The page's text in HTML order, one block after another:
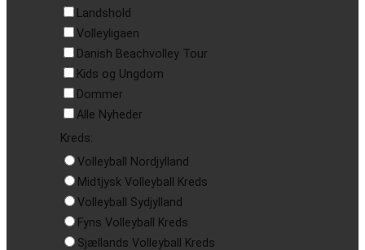
Landshold
Volleyligaen
Danish Beachvolley Tour
Kids og Ungdom
Dommer
Alle Nyheder
Kreds:
Volleyball Nordjylland
Midtjysk Volleyball Kreds
Volleyball Sydjylland
Fyns Volleyball Kreds
Sjællands Volleyball Kreds